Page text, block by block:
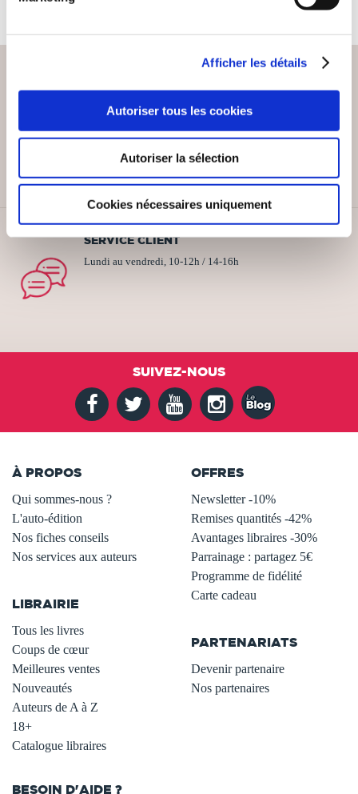
Afficher les détails
Autoriser tous les cookies
Autoriser la sélection
Cookies nécessaires uniquement
PAIEMENT SÉCURISÉ
Remises quantités jusqu'à -42%
SERVICE CLIENT
Lundi au vendredi, 10-12h / 14-16h
SUIVEZ-NOUS
À PROPOS
Qui sommes-nous ?
L'auto-édition
Nos fiches conseils
Nos services aux auteurs
LIBRAIRIE
Tous les livres
Coups de cœur
Meilleures ventes
Nouveautés
Auteurs de A à Z
18+
Catalogue libraires
OFFRES
Newsletter -10%
Remises quantités -42%
Avantages libraires -30%
Parrainage : partagez 5€
Programme de fidélité
Carte cadeau
PARTENARIATS
Devenir partenaire
Nos partenaires
BESOIN D'AIDE ?